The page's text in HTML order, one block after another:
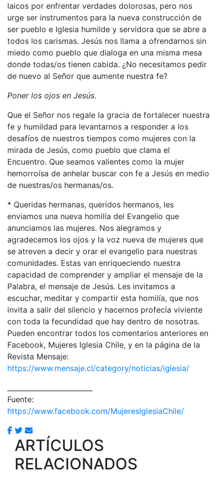
laicos por enfrentar verdades dolorosas, pero nos
urge ser instrumentos para la nueva construcción de
ser pueblo e Iglesia humilde y servidora que se abre a
todos los carismas. Jesús nos llama a ofrendarnos sin
miedo como pueblo que dialoga en una misma mesa
donde todas/os tienen cabida. ¿No necesitamos pedir
de nuevo al Señor que aumente nuestra fe?
Poner los ojos en Jesús.
Que el Señor nos regale la gracia de fortalecer nuestra
fe y humildad para levantarnos a responder a los
desafíos de nuestros tiempos como mujeres con la
mirada de Jesús, como pueblo que clama el
Encuentro. Que seamos valientes como la mujer
hemorroísa de anhelar buscar con fe a Jesús en medio
de nuestras/os hermanas/os.
* Queridas hermanas, queridos hermanos, les
enviamos una nueva homilía del Evangelio que
anunciamos las mujeres. Nos alegramos y
agradecemos los ojos y la voz nueva de mujeres que
se atreven a decir y orar el evangelio para nuestras
comunidades. Estas van enriqueciendo nuestra
capacidad de comprender y ampliar el mensaje de la
Palabra, el mensaje de Jesús. Les invitamos a
escuchar, meditar y compartir esta homilía, que nos
invita a salir del silencio y hacernos profecía viviente
con toda la fecundidad que hay dentro de nosotras.
Pueden encontrar todos los comentarios anteriores en
Facebook, Mujeres Iglesia Chile, y en la página de la
Revista Mensaje:
https://www.mensaje.cl/category/noticias/iglesia/
Fuente:
https://www.facebook.com/MujeresIglesiaChile/
ARTÍCULOS
RELACIONADOS